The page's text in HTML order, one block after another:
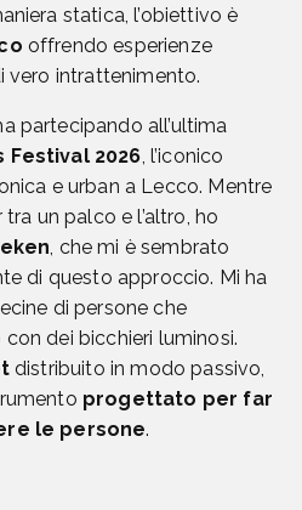
statica, l’obiettivo è
offrendo esperienze
vero intrattenimento.
partecipando all’ultima
Festival 2026, l’iconico
e urban a Lecco. Mentre
un palco e l’altro, ho
, che mi è sembrato
di questo approccio. Mi ha
di persone che
dei bicchieri luminosi.
distribuito in modo passivo,
progettato per far
le persone.